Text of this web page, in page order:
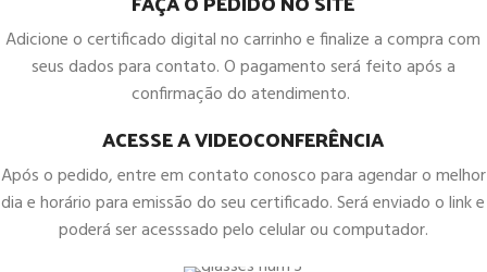
Adicione o certificado digital no carrinho e finalize a compra com
seus dados para contato. O pagamento será feito após a
confirmação do atendimento.
ACESSE A VIDEOCONFERÊNCIA
Após o pedido, entre em contato conosco para agendar o melhor
dia e horário para emissão do seu certificado. Será enviado o link e
poderá ser acesssado pelo celular ou computador.